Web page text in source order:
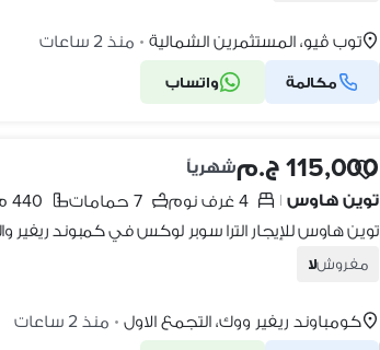
توب ڤيو، المستثمرين الشمالية • منذ 2 ساعات
مكالمة واتساب
115,000 ج.م
شهرياً
توين هاوس | 4 غرف نوم 7 حمامات
440 م٢
مفروشلا
كومباوند ريفير ووك، التجمع الاول • منذ 2 ساعات